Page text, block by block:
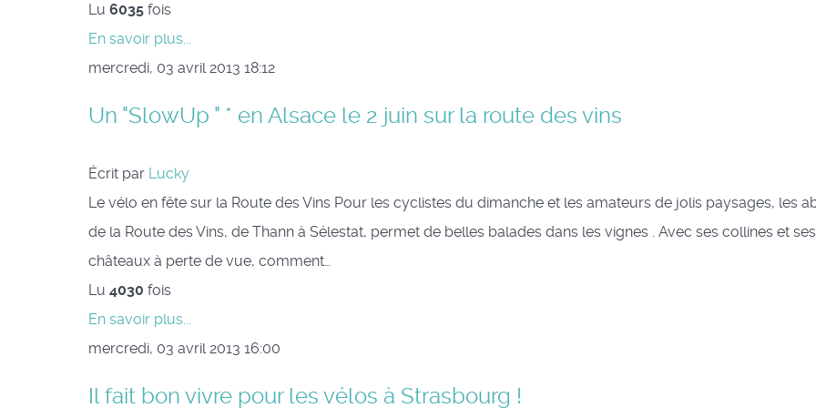
Lu 6035 fois
En savoir plus...
mercredi, 03 avril 2013 18:12
Un "SlowUp " * en Alsace le 2 juin sur la route des vins
Écrit par Lucky
Le vélo en fête sur la Route des Vins Pour les cyclistes du dimanche et les amateurs de jolis paysages, les
de la Route des Vins, de Thann à Sélestat, permet de belles balades dans les vignes . Avec ses collines et ses
châteaux à perte de vue, comment…
Lu 4030 fois
En savoir plus...
mercredi, 03 avril 2013 16:00
Il fait bon vivre pour les vélos à Strasbourg !